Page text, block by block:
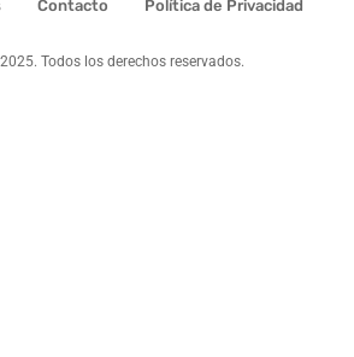
Contacto Política de Privacidad
Todos los derechos reservados.